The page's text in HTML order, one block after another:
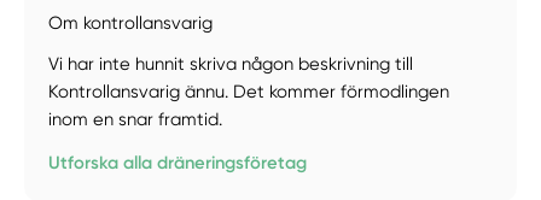
Välj tillvägagångssätt
Om kontrollansvarig
Vi har inte hunnit skriva någon beskrivning till
Kontrollansvarig ännu. Det kommer förmodlingen
inom en snar framtid.
Utforska alla dräneringsföretag